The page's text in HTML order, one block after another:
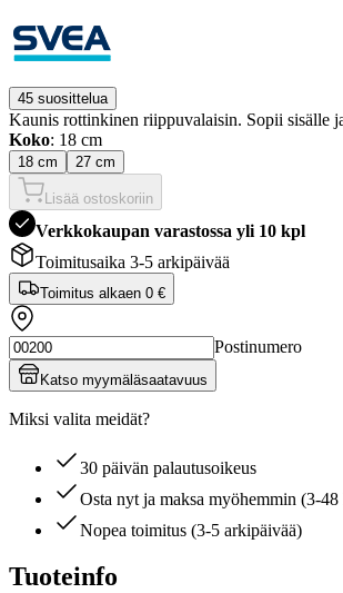
45 suosittelua
Kaunis rottinkinen riippuvalaisin. Sopii sisälle
Koko: 18 cm
18 cm 27 cm
Lisää ostoskoriin
Verkkokaupan varastossa yli 10 kpl
Toimitusaika 3-5 arkipäivää
Toimitus alkaen 0 €
Postinumero
Katso myymäläsaatavuus
Miksi valita meidät?
30 päivän palautusoikeus
Osta nyt ja maksa myöhemmin (3-
Nopea toimitus (3-5 arkipäivää)
Tuoteinfo